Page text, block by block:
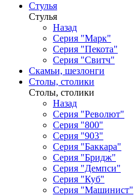
Стулья
Стулья
Назад
Серия "Марк"
Серия "Пекота"
Серия "Свитч"
Скамьи, шезлонги
Столы, столики
Столы, столики
Назад
Серия "Револют"
Серия "800"
Серия "903"
Серия "Баккара"
Серия "Бридж"
Серия "Демпси"
Серия "Куб"
Серия "Машинист"